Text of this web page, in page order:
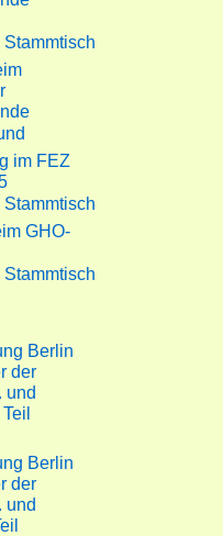
im FEZ
GHO-
Berlin
der
und
Teil
Berlin
der
und